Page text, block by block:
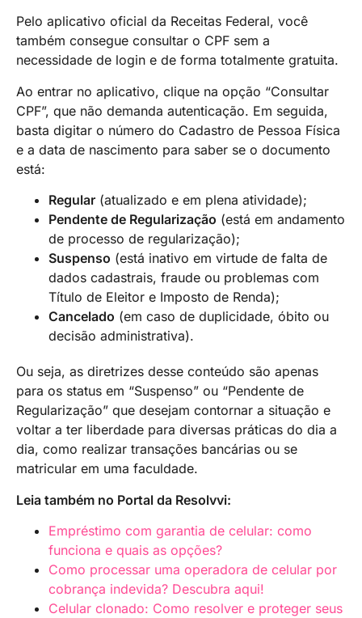
Pelo aplicativo oficial da Receitas Federal, você
também consegue consultar o CPF sem a
necessidade de login e de forma totalmente gratuita.
Ao entrar no aplicativo, clique na opção “Consultar
CPF”, que não demanda autenticação. Em seguida,
basta digitar o número do Cadastro de Pessoa Física
e a data de nascimento para saber se o documento
está:
Regular (atualizado e em plena atividade);
Pendente de Regularização (está em andamento
de processo de regularização);
Suspenso (está inativo em virtude de falta de
dados cadastrais, fraude ou problemas com
Título de Eleitor e Imposto de Renda);
Cancelado (em caso de duplicidade, óbito ou
decisão administrativa).
Ou seja, as diretrizes desse conteúdo são apenas
para os status em “Suspenso” ou “Pendente de
Regularização” que desejam contornar a situação e
voltar a ter liberdade para diversas práticas do dia a
dia, como realizar transações bancárias ou se
matricular em uma faculdade.
Leia também no Portal da Resolvvi:
Empréstimo com garantia de celular: como
funciona e quais as opções?
Como processar uma operadora de celular por
cobrança indevida? Descubra aqui!
Celular clonado: Como resolver e proteger seus